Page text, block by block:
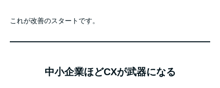
これが改善のスタートです。
中小企業ほどCXが武器になる